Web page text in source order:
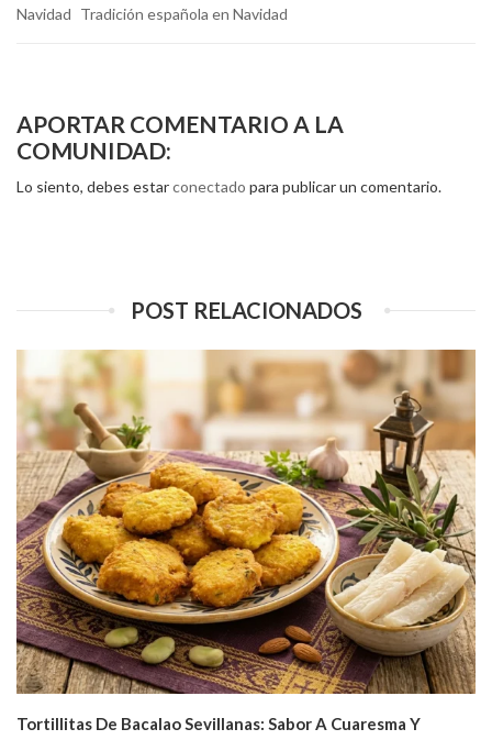
Navidad Tradición española en Navidad
APORTAR COMENTARIO A LA
COMUNIDAD:
Lo siento, debes estarconectado para publicar un comentario.
POST RELACIONADOS
Tortillitas De Bacalao Sevillanas: Sabor A Cuaresma Y